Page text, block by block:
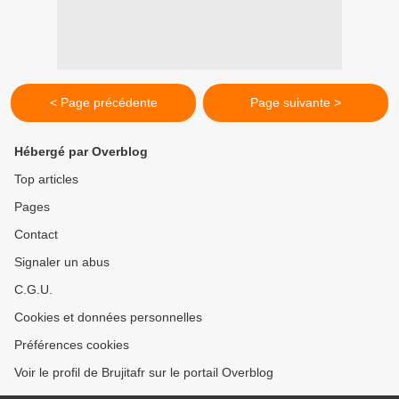
< Page précédente Page suivante >
Hébergé par Overblog
Top articles
Pages
Contact
Signaler un abus
C.G.U.
Cookies et données personnelles
Préférences cookies
Voir le profil de Brujitafr sur le portail Overblog